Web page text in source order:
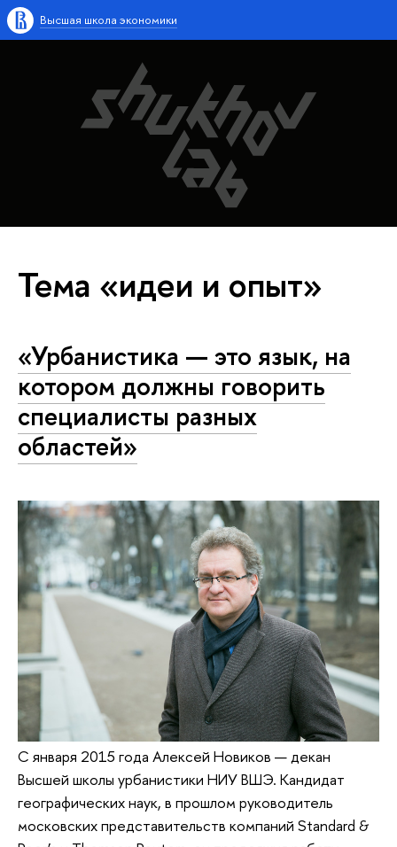
Высшая школа экономики
Тема «идеи и опыт»
«Урбанистика — это язык, на
котором должны говорить
специалисты разных
областей»
С января 2015 года Алексей Новиков — декан
Высшей школы урбанистики НИУ ВШЭ. Кандидат
географических наук, в прошлом руководитель
московских представительств компаний Standard &